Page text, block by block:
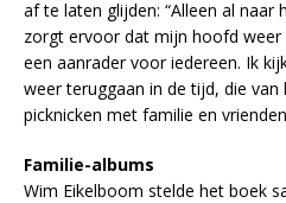
af te laten glijden: “Alleen al naar
zorgt ervoor dat mijn hoofd weer
een aanrader voor iedereen. Ik
weer teruggaan in de tijd, die
picknicken met familie en
Familie-albums
Wim Eikelboom stelde het boek